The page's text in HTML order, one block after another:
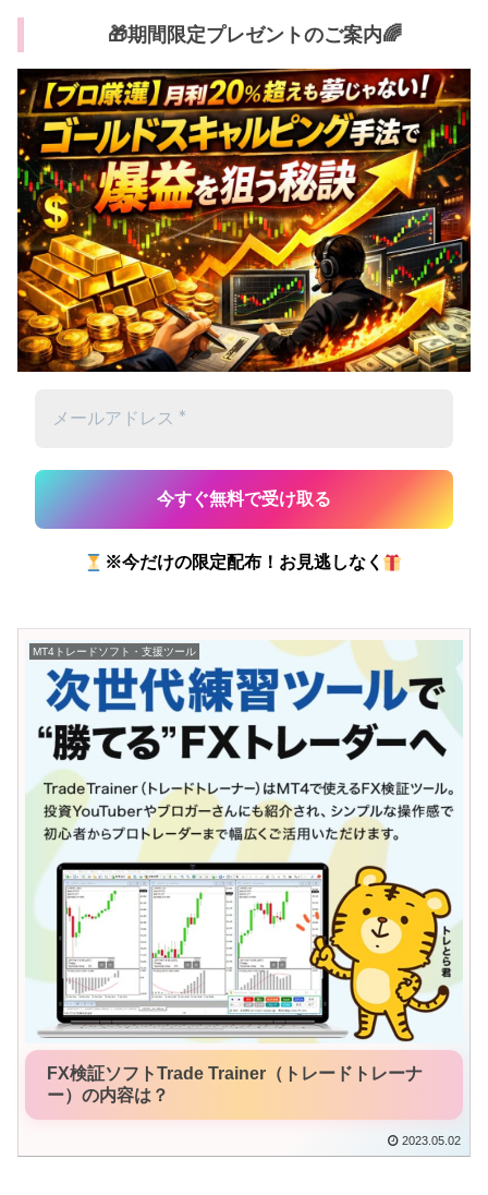
🎁期間限定プレゼントのご案内🌈
※今だけの限定配布！お見逃しなく
MT4トレードソフト・支援ツール
FX検証ソフトTrade Trainer（トレードトレーナ
ー）の内容は？
2023.05.02